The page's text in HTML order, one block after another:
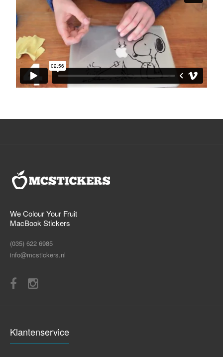
We Colour Your Fruit
MacBook Stickers
(035) 622 6985
info@mcstickers.nl
Klantenservice